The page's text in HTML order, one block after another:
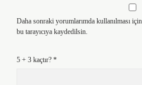
Daha sonraki yorumlarımda kullanılması
bu tarayıcıya kaydedilsin.
5 + 3 kaçtır? *